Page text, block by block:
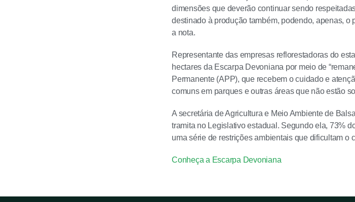
dimensões que deverão continuar sendo
destinado à produção também, podendo, apenas, o
a nota.
Representante das empresas reflorestadoras do
hectares da Escarpa Devoniana por meio de
Permanente (APP), que recebem o cuidado e
comuns em parques e outras áreas que não estão
A secretária de Agricultura e Meio Ambiente de
tramita no Legislativo estadual. Segundo ela, 73%
uma série de restrições ambientais que dificultam o
Conheça a Escarpa Devoniana